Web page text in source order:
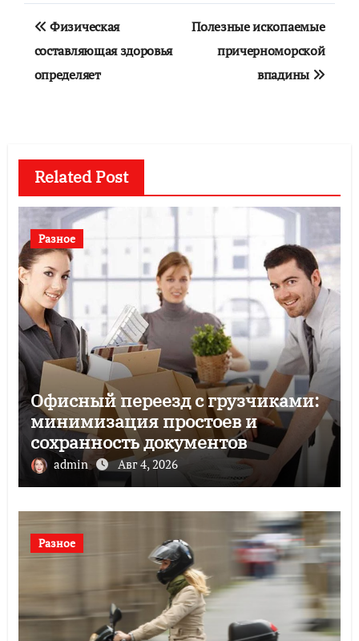
Навигация
по
записям
Физическая
составляющая здоровья
определяет
Полезные ископаемые
причерноморской
впадины
Related Post
Разное
Офисный переезд с грузчиками:
минимизация простоев и
сохранность документов
admin Авг 4, 2026
Разное